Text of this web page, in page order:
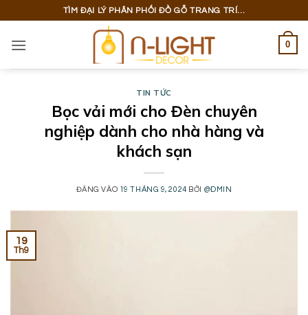
nội
TÌM ĐẠI LÝ PHÂN PHỐI ĐỒ GỖ TRANG TRÍ...
0
TIN TỨC
Bọc vải mới cho Đèn chuyên
nghiệp dành cho nhà hàng và
khách sạn
ĐĂNG VÀO 19 THÁNG 9, 2024 BỞI @DMIN
19
Th9